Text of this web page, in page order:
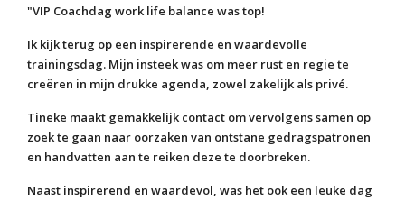
"VIP Coachdag work life balance was top!
Ik kijk terug op een inspirerende en waardevolle
trainingsdag. Mijn insteek was om meer rust en regie te
creëren in mijn drukke agenda, zowel zakelijk als privé.
Tineke maakt gemakkelijk contact om vervolgens samen op
zoek te gaan naar oorzaken van ontstane gedragspatronen
en handvatten aan te reiken deze te doorbreken.
Naast inspirerend en waardevol, was het ook een leuke dag